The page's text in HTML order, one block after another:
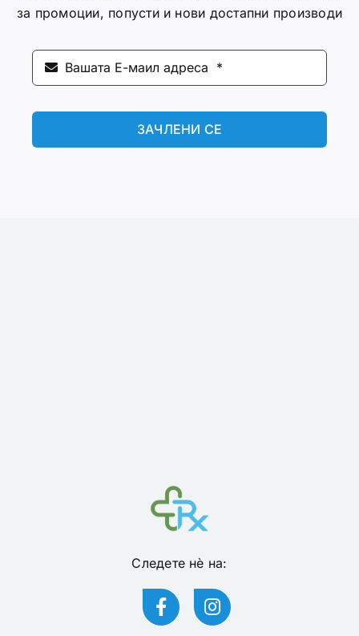
за промоции, попусти и нови достапни производи
ЗАЧЛЕНИ СЕ
Следете нѐ на: